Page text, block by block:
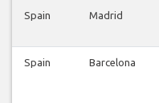
Spain Madrid
Spain Barcelona